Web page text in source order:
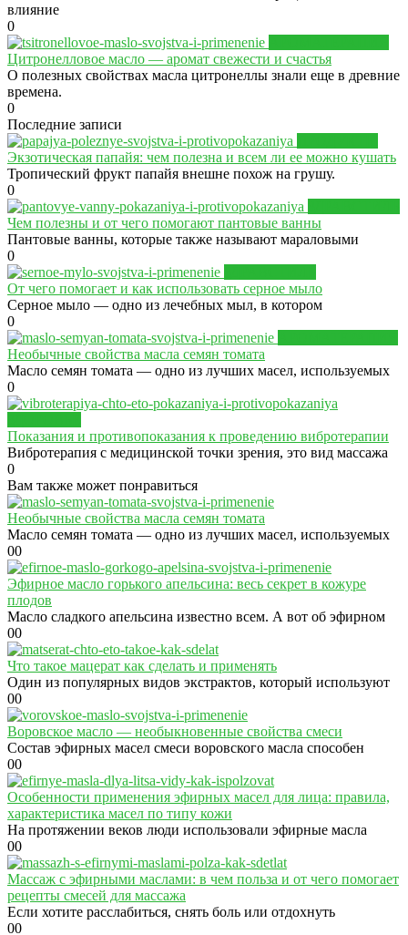
влияние
0
Цитронелловое масло — аромат свежести и счастья
О полезных свойствах масла цитронеллы знали еще в древние
времена.
0
Последние записи
Экзотическая папайя: чем полезна и всем ли ее можно кушать
Тропический фрукт папайя внешне похож на грушу.
0
Чем полезны и от чего помогают пантовые ванны
Пантовые ванны, которые также называют мараловыми
0
От чего помогает и как использовать серное мыло
Серное мыло — одно из лечебных мыл, в котором
0
Необычные свойства масла семян томата
Масло семян томата — одно из лучших масел, используемых
0
Показания и противопоказания к проведению вибротерапии
Вибротерапия с медицинской точки зрения, это вид массажа
0
Вам также может понравиться
Необычные свойства масла семян томата
Масло семян томата — одно из лучших масел, используемых
00
Эфирное масло горького апельсина: весь секрет в кожуре
плодов
Масло сладкого апельсина известно всем. А вот об эфирном
00
Что такое мацерат как сделать и применять
Один из популярных видов экстрактов, который используют
00
Воровское масло — необыкновенные свойства смеси
Состав эфирных масел смеси воровского масла способен
00
Особенности применения эфирных масел для лица: правила,
характеристика масел по типу кожи
На протяжении веков люди использовали эфирные масла
00
Массаж с эфирными маслами: в чем польза и от чего помогает
рецепты смесей для массажа
Если хотите расслабиться, снять боль или отдохнуть
00